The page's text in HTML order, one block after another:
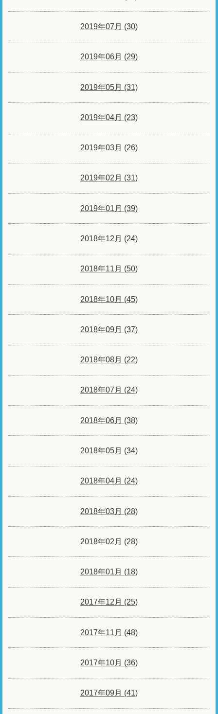
2019年07月 (30)
2019年06月 (29)
2019年05月 (31)
2019年04月 (23)
2019年03月 (26)
2019年02月 (31)
2019年01月 (39)
2018年12月 (24)
2018年11月 (50)
2018年10月 (45)
2018年09月 (37)
2018年08月 (22)
2018年07月 (24)
2018年06月 (38)
2018年05月 (34)
2018年04月 (24)
2018年03月 (28)
2018年02月 (28)
2018年01月 (18)
2017年12月 (25)
2017年11月 (48)
2017年10月 (36)
2017年09月 (41)